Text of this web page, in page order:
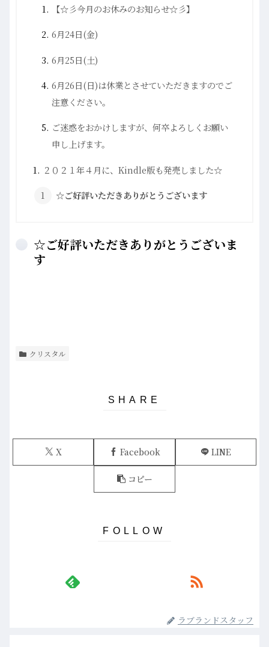
【☆彡今月のお休みのお知らせ☆彡】
6月24日(金)
6月25日(土)
6月26日(日)は休業とさせていただきますのでご
注意ください。
ご迷惑をおかけしますが、何卒よろしくお願い
申し上げます。
２０２１年４月に、Kindle版も発売しました☆
☆ご好評いただきありがとうございます
☆ご好評いただきありがとうございま
す
クリスタル
X Facebook LINE
コピー
ラブランドスタッフ